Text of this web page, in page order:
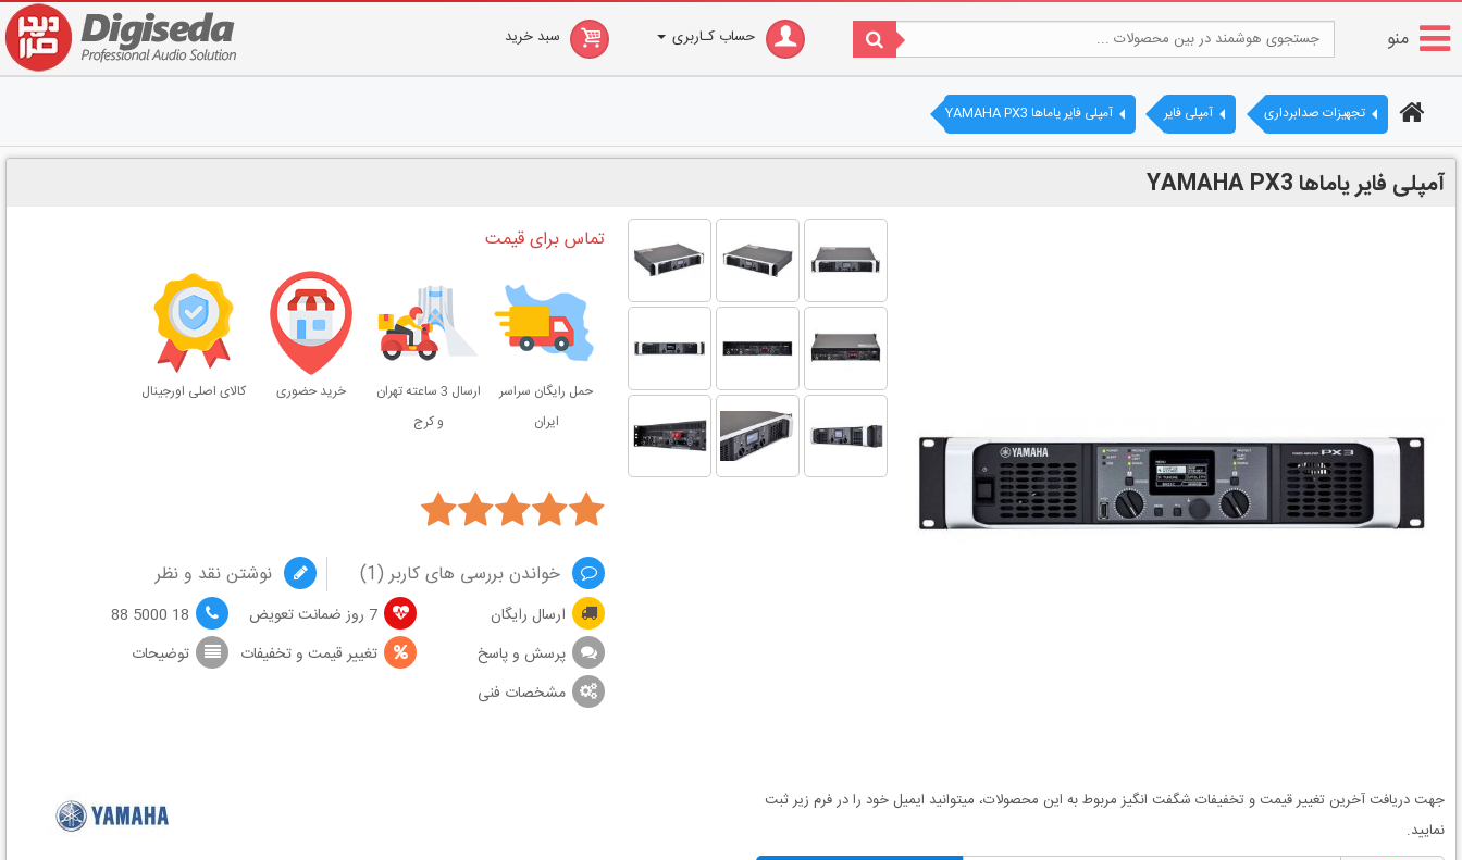
منو حساب کـاربری سبد خرید
تجهیزات صدابرداری آمپلی فایر آمپلی فایر یاماها YAMAHA PX3
آمپلی فایر یاماها YAMAHA PX3
تماس برای قیمت
حمل رایگان سراسر
ایران
ارسال 3 ساعته تهران
و کرج
خرید حضوری کالای اصلی اورجینال
خواندن بررسی های کاربر (1
) نوشتن نقد و نظر
ارسال رایگان 7 روز ضمانت تعویض
18 5000 88
پرسش و پاسخ
تغییر قیمت و تخفیفات
توضیحات
مشخصات فنی
جهت دریافت آخرین تغییر قیمت و تخفیفات شگفت انگیز مربوط به این محصولات، میتوانید ایمیل خود را در فرم زیر ثبت
نمایید.